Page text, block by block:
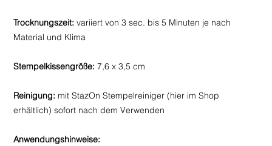
Trocknungszeit: variiert von 3 sec. bis 5 Minuten je nach
Material und Klima
Stempelkissengröße: 7,6 x 3,5 cm
Reinigung: mit StazOn Stempelreiniger (hier im Shop
erhältlich) sofort nach dem Verwenden
Anwendungshinweise: